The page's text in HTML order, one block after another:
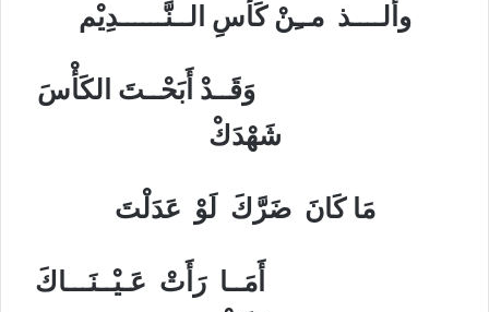
وألــــذ مــِنْ كَأْسِ الــنَّــــــدِيْم
وَقَــدْ أَبَحْــتَ الكَأْسَ
شَهْدَكْ
مَا كَانَ ضَرَّكَ لَوْ عَدَلْتَ
أَمَــا رَأَتْ عَـيْــنَـــاكَ